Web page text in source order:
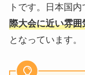
トです。日本国
際大会に近い雰
となっています。